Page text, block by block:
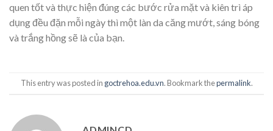
quen tốt và thực hiện đúng các bước rửa mặt và kiên trì áp
dụng đều đặn mỗi ngày thì một làn da căng mướt, sáng bóng
và trắng hồng sẽ là của bạn.
This entry was posted in goctrehoa.edu.vn. Bookmark thepermalink.